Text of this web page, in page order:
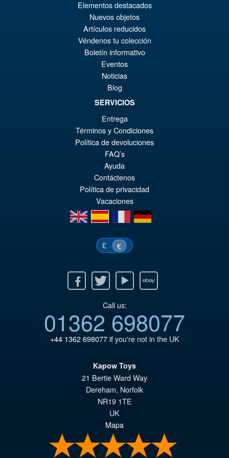
PRE ORDENA
S.H.Figuarts Fist of the North
Star Kenshiro Action Figure
PRE ORDENA
Elementos destacados
Nuevos objetos
Artículos reducidos
Véndenos tu colección
Boletín informativo
Eventos
Noticias
Blog
SERVICIOS
Entrega
Términos y Condiciones
Política de devoluciones
FAQ’s
Ayuda
Contáctenos
Política de privacidad
Vacaciones
en
es fr de
£ €
Twitter Youtube Ebay
Call us:
01362 698077
+44 1362 698077if you're not in the UK
Kapow Toys
21 Bertie Ward Way
Dereham, Norfolk
NR19 1TE
UK
Mapa